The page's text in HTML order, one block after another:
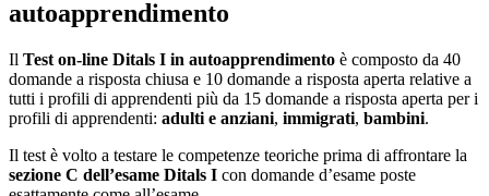
autoapprendimento
Il Test on-line Ditals I in autoapprendimento è composto da 40
domande a risposta chiusa e 10 domande a risposta aperta relative a
tutti i profili di apprendenti più da 15 domande a risposta aperta per i
profili di apprendenti: adulti e anziani, immigrati, bambini.
Il test è volto a testare le competenze teoriche prima di affrontare la
sezione C dell’esame Ditals I con domande d’esame poste